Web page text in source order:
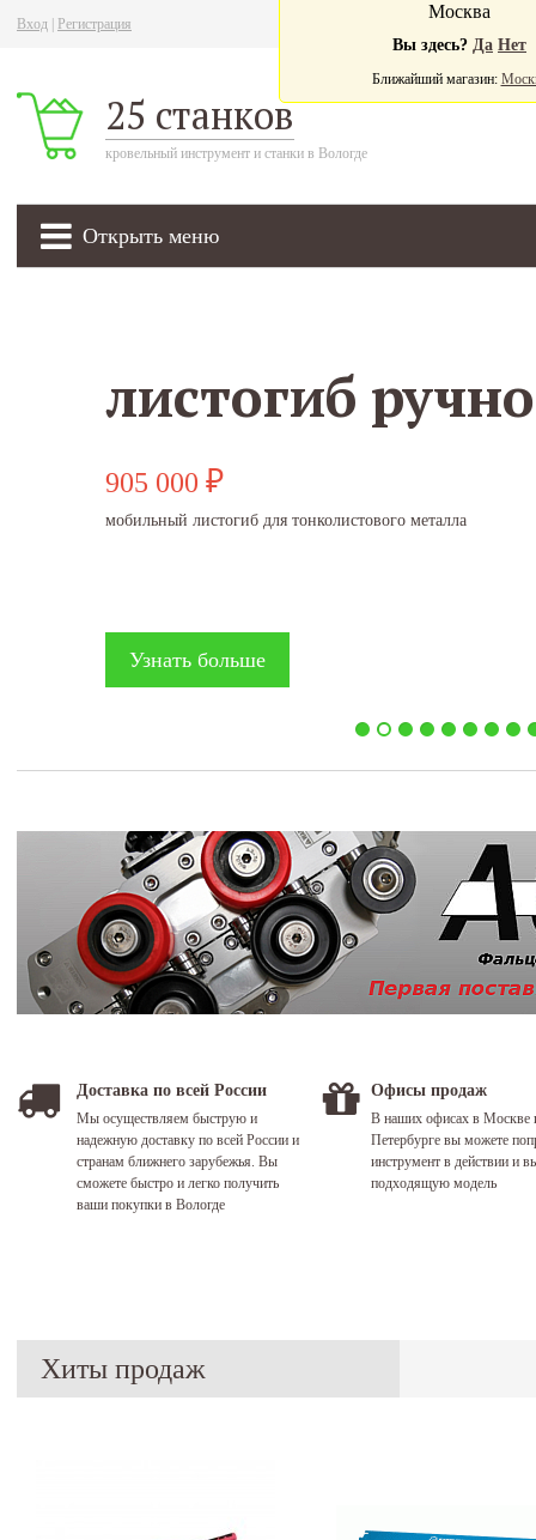
Вход Регистрация
25 станков
кровельный инструмент и станки в Вологде
Открыть меню
Москва
Вы здесь? Да Нет
Ближайший магазин:
905 000 ₽
мобильный листогиб для тонколистового металла
Узнать больше
Доставка по всей России
Мы осуществляем быструю и
надежную доставку по всей России и
странам ближнего зарубежья. Вы
сможете быстро и легко получить
ваши покупки в Вологде
Офисы продаж
В наших офисах в Москве
Петербурге вы можете
инструмент в действии и
подходящую модель
Хиты продаж